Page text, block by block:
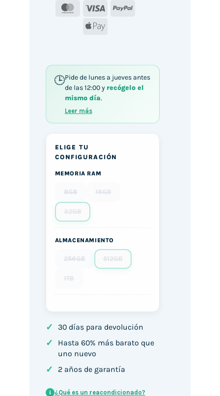
MasterCard
Visa
PayPal
Apple
Pide de lunes a jueves antes
de las 12:00 y recógelo el
mismo día.
Leer más
ELIGE TU
CONFIGURACIÓN
MEMORIA RAM
8GB 16GB
32GB
ALMACENAMIENTO
256GB 512GB
1TB
✓ 30 días para devolución
✓
Hasta 60% más barato que
uno nuevo
✓ 2 años de garantía
i ¿Qué es un reacondicionado?